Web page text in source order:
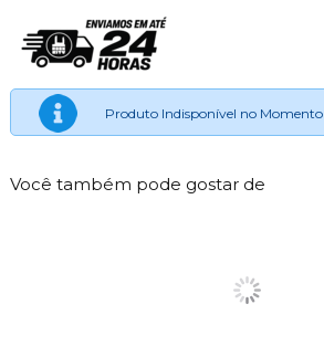
Produto Indisponível no Momento
Você também pode gostar de